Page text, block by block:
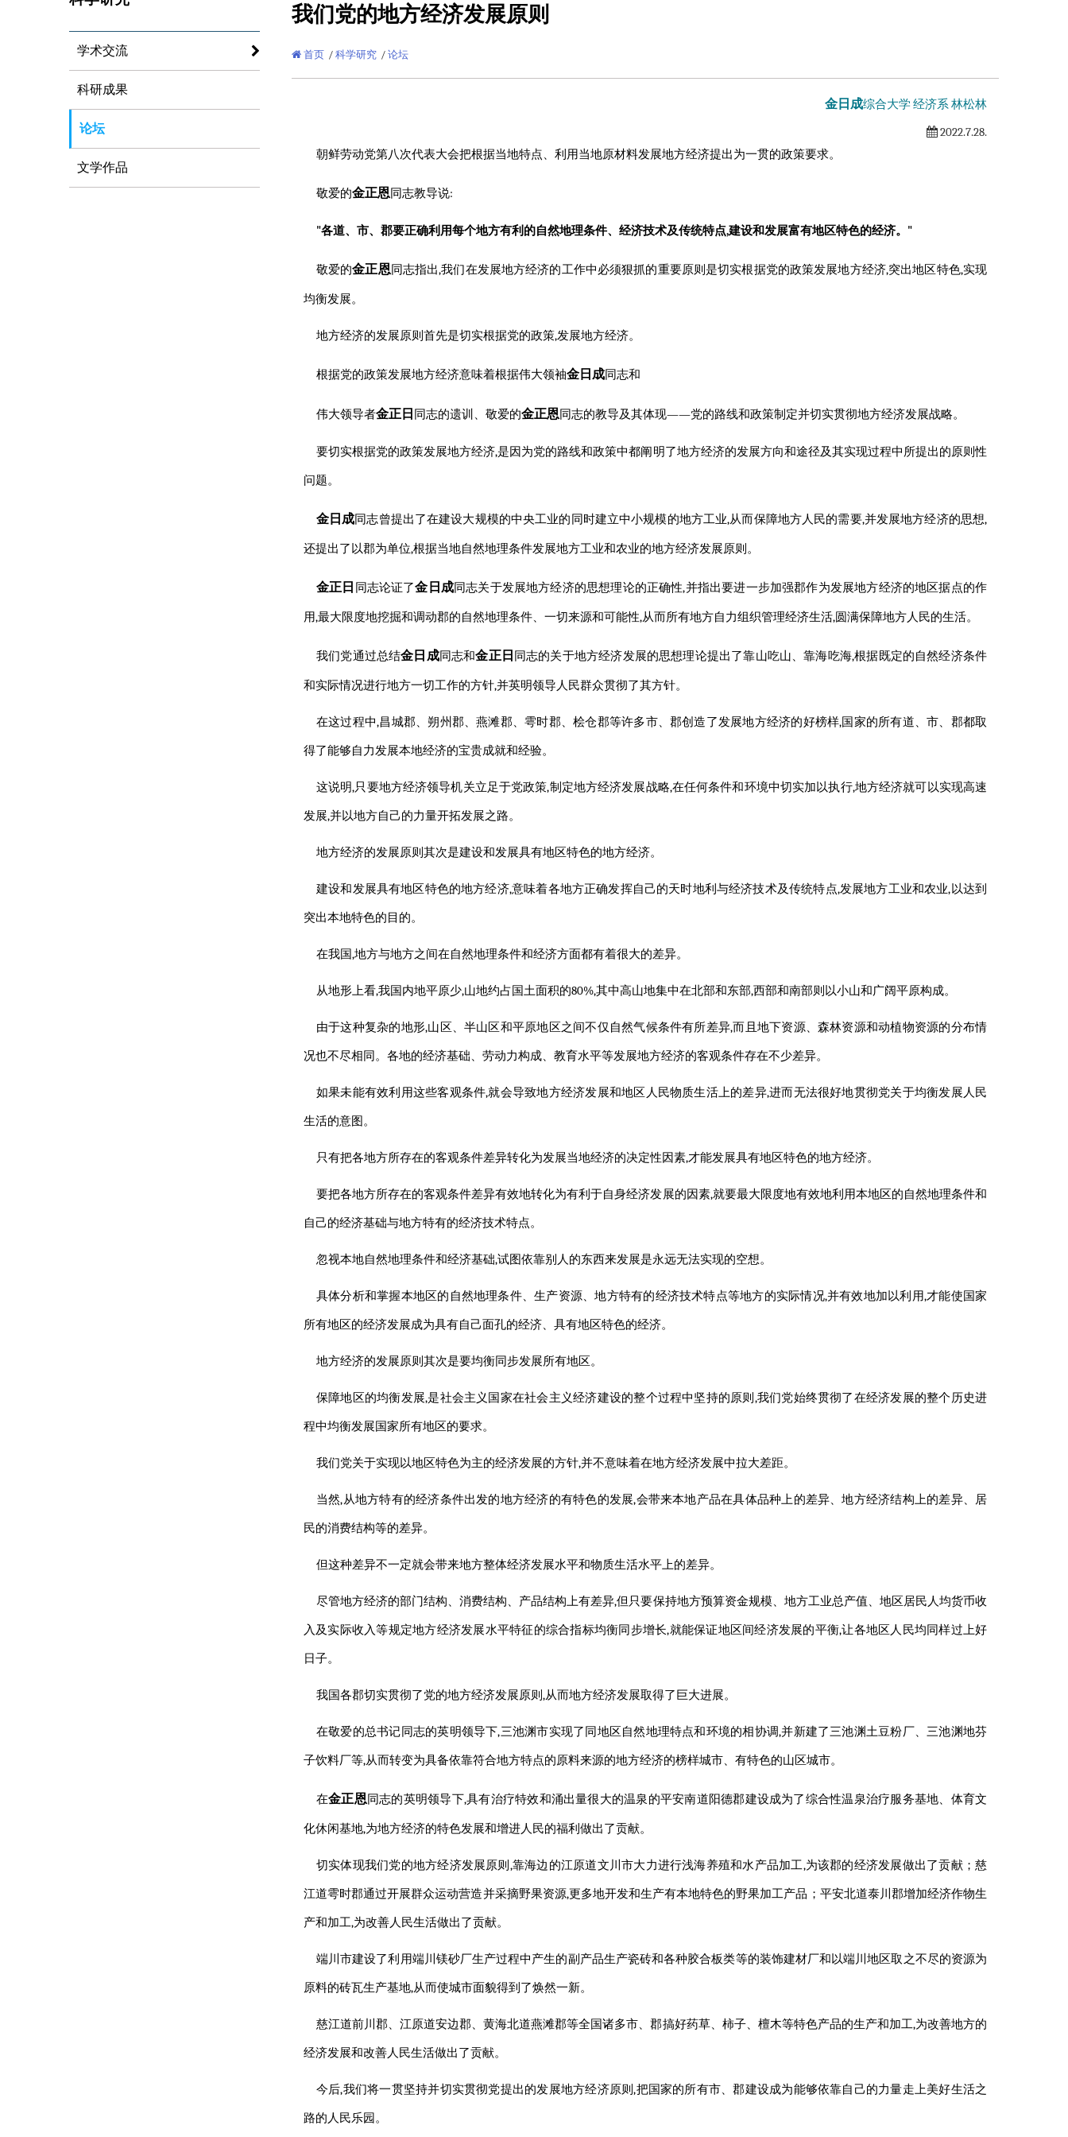
学术交流
科研成果
论坛
文学作品
我们党的地方经济发展原则
首页 / 科学研究 / 论坛
金日成综合大学经济系 林松林
2022.7.28.
朝鲜劳动党第八次代表大会把根据当地特点、利用当地原材料发展地方经济提出为一贯的政策要求。
敬爱的金正恩同志教导说:
"各道、市、郡要正确利用每个地方有利的自然地理条件、经济技术及传统特点,建设和发展富有地区特色的经济。"
敬爱的金正恩同志指出,我们在发展地方经济的工作中必须狠抓的重要原则是切实根据党的政策发展地方经济,突出地区特色,实现
均衡发展。
地方经济的发展原则首先是切实根据党的政策,发展地方经济。
根据党的政策发展地方经济意味着根据伟大领袖金日成同志和
伟大领导者金正日 同志的遗训、 敬爱的金正恩同志的教导及其体现——党的路线和政策制定并切实贯彻地方经济发展战略。
要切实根据党的政策发展地方经济,是因为党的路线和政策中都阐明了地方经济的发展方向和途径及其实现过程中所提出的原则性
问题。
金日成同志曾提出了在建设大规模的中央工业的同时建立中小规模的地方工业,从而保障地方人民的需要,并发展地方经济的思想,
还提出了以郡为单位,根据当地自然地理条件发展地方工业和农业的地方经济发展原则。
金正日 同志论证了金日成同志关于发展地方经济的思想理论的正确性,并指出要进一步加强郡作为发展地方经济的地区据点的作
用,最大限度地挖掘和调动郡的自然地理条件、一切来源和可能性,从而所有地方自力组织管理经济生活,圆满保障地方人民的生活。
我们党通过总结金日成同志和金正日 同志的关于地方经济发展的思想理论提出了靠山吃山、靠海吃海,根据既定的自然经济条件
和实际情况进行地方一切工作的方针,并英明领导人民群众贯彻了其方针。
在这过程中,昌城郡、朔州郡、燕滩郡、雩时郡、桧仓郡等许多市、郡创造了发展地方经济的好榜样,国家的所有道、市、郡都取
得了能够自力发展本地经济的宝贵成就和经验。
这说明,只要地方经济领导机关立足于党政策,制定地方经济发展战略,在任何条件和环境中切实加以执行,地方经济就可以实现高速
发展,并以地方自己的力量开拓发展之路。
地方经济的发展原则其次是建设和发展具有地区特色的地方经济。
建设和发展具有地区特色的地方经济,意味着各地方正确发挥自己的天时地利与经济技术及传统特点,发展地方工业和农业,以达到
突出本地特色的目的。
在我国,地方与地方之间在自然地理条件和经济方面都有着很大的差异。
从地形上看,我国内地平原少,山地约占国土面积的80%,其中高山地集中在北部和东部,西部和南部则以小山和广阔平原构成。
由于这种复杂的地形,山区、半山区和平原地区之间不仅自然气候条件有所差异,而且地下资源、森林资源和动植物资源的分布情
况也不尽相同。各地的经济基础、劳动力构成、教育水平等发展地方经济的客观条件存在不少差异。
如果未能有效利用这些客观条件,就会导致地方经济发展和地区人民物质生活上的差异,进而无法很好地贯彻党关于均衡发展人民
生活的意图。
只有把各地方所存在的客观条件差异转化为发展当地经济的决定性因素,才能发展具有地区特色的地方经济。
要把各地方所存在的客观条件差异有效地转化为有利于自身经济发展的因素,就要最大限度地有效地利用本地区的自然地理条件和
自己的经济基础与地方特有的经济技术特点。
忽视本地自然地理条件和经济基础,试图依靠别人的东西来发展是永远无法实现的空想。
具体分析和掌握本地区的自然地理条件、生产资源、地方特有的经济技术特点等地方的实际情况,并有效地加以利用,才能使国家
所有地区的经济发展成为具有自己面孔的经济、具有地区特色的经济。
地方经济的发展原则其次是要均衡同步发展所有地区。
保障地区的均衡发展,是社会主义国家在社会主义经济建设的整个过程中坚持的原则,我们党始终贯彻了在经济发展的整个历史进
程中均衡发展国家所有地区的要求。
我们党关于实现以地区特色为主的经济发展的方针,并不意味着在地方经济发展中拉大差距。
当然,从地方特有的经济条件出发的地方经济的有特色的发展,会带来本地产品在具体品种上的差异、地方经济结构上的差异、居
民的消费结构等的差异。
但这种差异不一定就会带来地方整体经济发展水平和物质生活水平上的差异。
尽管地方经济的部门结构、消费结构、产品结构上有差异,但只要保持地方预算资金规模、地方工业总产值、地区居民人均货币收
入及实际收入等规定地方经济发展水平特征的综合指标均衡同步增长,就能保证地区间经济发展的平衡,让各地区人民均同样过上好
日子。
我国各郡切实贯彻了党的地方经济发展原则,从而地方经济发展取得了巨大进展。
在敬爱的总书记同志的英明领导下,三池渊市实现了同地区自然地理特点和环境的相协调,并新建了三池渊土豆粉厂、三池渊地芬
子饮料厂等,从而转变为具备依靠符合地方特点的原料来源的地方经济的榜样城市、有特色的山区城市。
在金正恩同志的英明领导下,具有治疗特效和涌出量很大的温泉的平安南道阳德郡建设成为了综合性温泉治疗服务基地、体育文
化休闲基地,为地方经济的特色发展和增进人民的福利做出了贡献。
切实体现我们党的地方经济发展原则,靠海边的江原道文川市大力进行浅海养殖和水产品加工,为该郡的经济发展做出了贡献；慈
江道雩时郡通过开展群众运动营造并采摘野果资源,更多地开发和生产有本地特色的野果加工产品；平安北道泰川郡增加经济作物生
产和加工,为改善人民生活做出了贡献。
端川市建设了利用端川镁砂厂生产过程中产生的副产品生产瓷砖和各种胶合板类等的装饰建材厂和以端川地区取之不尽的资源为
原料的砖瓦生产基地,从而使城市面貌得到了焕然一新。
慈江道前川郡、江原道安边郡、黄海北道燕滩郡等全国诸多市、郡搞好药草、柿子、檀木等特色产品的生产和加工,为改善地方的
经济发展和改善人民生活做出了贡献。
今后,我们将一贯坚持并切实贯彻党提出的发展地方经济原则,把国家的所有市、郡建设成为能够依靠自己的力量走上美好生活之
路的人民乐园。